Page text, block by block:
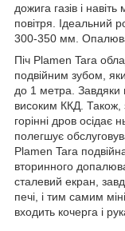
дожига газів і
повітря. Ідеальний
300-350 мм.
Піч Plamen Tara
подвійним зубом,
до 1 метра. Завдяки
високим ККД. Також,
горінні дров
полегшує
Plamen Tara
вторинного
сталевий екран,
печі, і тим самим
входить кочерга і